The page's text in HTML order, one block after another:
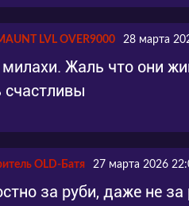
LVL OVER9000 28 марта
Жаль что они
OLD-Батя 27 марта 2026
за руби, даже не